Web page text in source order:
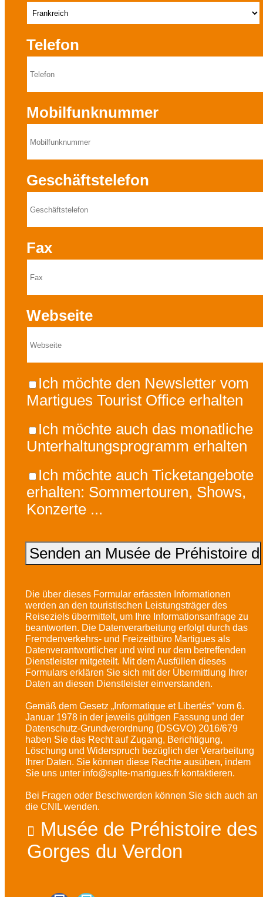
Telefon
Mobilfunknummer
Geschäftstelefon
Fax
Webseite
Ich möchte den Newsletter vom
Martigues Tourist Office erhalten
Ich möchte auch das monatliche
Unterhaltungsprogramm erhalten
Ich möchte auch Ticketangebote
erhalten: Sommertouren, Shows,
Konzerte ...
Die über dieses Formular erfassten Informationen
werden an den touristischen Leistungsträger des
Reiseziels übermittelt, um Ihre Informationsanfrage zu
beantworten. Die Datenverarbeitung erfolgt durch das
Fremdenverkehrs- und Freizeitbüro Martigues als
Datenverantwortlicher und wird nur dem betreffenden
Dienstleister mitgeteilt. Mit dem Ausfüllen dieses
Formulars erklären Sie sich mit der Übermittlung Ihrer
Daten an diesen Dienstleister einverstanden.
Gemäß dem Gesetz „Informatique et Libertés“ vom 6.
Januar 1978 in der jeweils gültigen Fassung und der
Datenschutz-Grundverordnung (DSGVO) 2016/679
haben Sie das Recht auf Zugang, Berichtigung,
Löschung und Widerspruch bezüglich der Verarbeitung
Ihrer Daten. Sie können diese Rechte ausüben, indem
Sie uns unter info@splte-martigues.fr kontaktieren.
Bei Fragen oder Beschwerden können Sie sich auch an
die CNIL wenden.
Musée de Préhistoire des
Gorges du Verdon